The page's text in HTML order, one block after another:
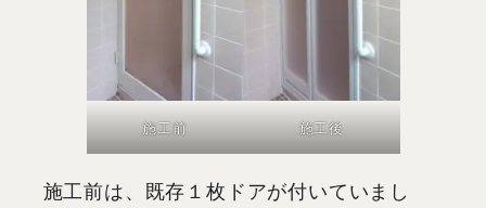
施工前 施工後
施工前は、既存１枚ドアが付いていまし